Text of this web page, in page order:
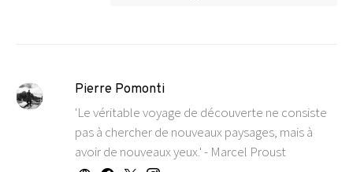
Pierre Pomonti
'Le véritable voyage de découverte ne consiste
pas à chercher de nouveaux paysages, mais à
avoir de nouveaux yeux.' - Marcel Proust